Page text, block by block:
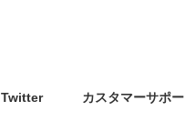
Twitter カスタマーサポ